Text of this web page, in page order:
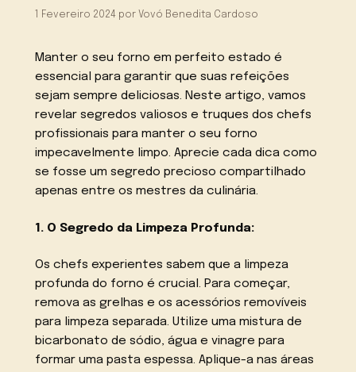
1 Fevereiro 2024 por Vovó Benedita Cardoso
Manter o seu forno em perfeito estado é
essencial para garantir que suas refeições
sejam sempre deliciosas. Neste artigo, vamos
revelar segredos valiosos e truques dos chefs
profissionais para manter o seu forno
impecavelmente limpo. Aprecie cada dica como
se fosse um segredo precioso compartilhado
apenas entre os mestres da culinária.
1. O Segredo da Limpeza Profunda:
Os chefs experientes sabem que a limpeza
profunda do forno é crucial. Para começar,
remova as grelhas e os acessórios removíveis
para limpeza separada. Utilize uma mistura de
bicarbonato de sódio, água e vinagre para
formar uma pasta espessa. Aplique-a nas áreas